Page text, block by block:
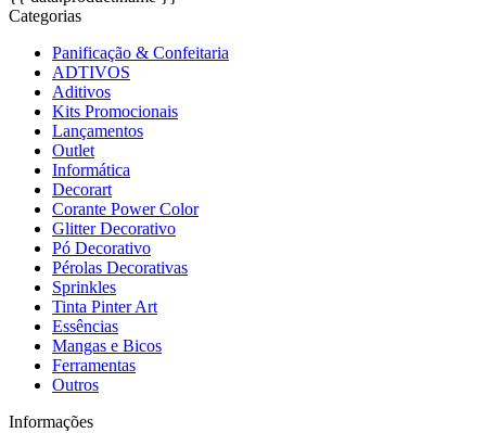
Categorias
Panificação & Confeitaria
ADTIVOS
Aditivos
Kits Promocionais
Lançamentos
Outlet
Informática
Decorart
Corante Power Color
Glitter Decorativo
Pó Decorativo
Pérolas Decorativas
Sprinkles
Tinta Pinter Art
Essências
Mangas e Bicos
Ferramentas
Outros
Informações